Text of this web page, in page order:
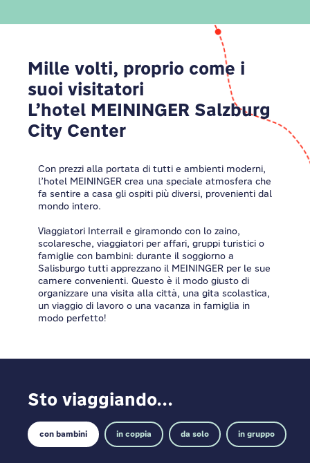
Mille volti, proprio come i
suoi visitatori
L’hotel MEININGER Salzburg
City Center
Con prezzi alla portata di tutti e ambienti moderni,
l’hotel MEININGER crea una speciale atmosfera che
fa sentire a casa gli ospiti più diversi, provenienti dal
mondo intero.
Viaggiatori Interrail e giramondo con lo zaino,
scolaresche, viaggiatori per affari, gruppi turistici o
famiglie con bambini: durante il soggiorno a
Salisburgo tutti apprezzano il MEININGER per le sue
camere convenienti. Questo è il modo giusto di
organizzare una visita alla città, una gita scolastica,
un viaggio di lavoro o una vacanza in famiglia in
modo perfetto!
Sto viaggiando...
con bambini in coppia da solo in gruppo